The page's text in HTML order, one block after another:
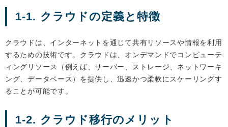
1-1. クラウドの定義と特徴
クラウドは、インターネットを通じて共有リソースや情報を利用
するための技術です。クラウドは、オンデマンドでコンピューテ
ィングリソース（例えば、サーバー、ストレージ、ネットワーキ
ング、データベース）を提供し、迅速かつ柔軟にスケーリングす
ることが可能です。
1-2. クラウド移行のメリット